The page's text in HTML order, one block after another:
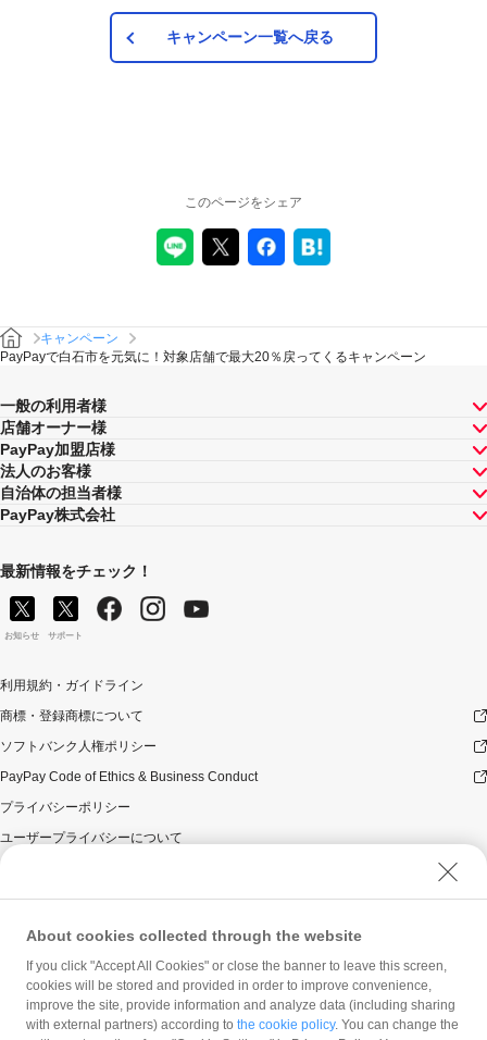
キャンペーン一覧へ戻る
このページをシェア
キャンペーン
PayPayで白石市を元気に！対象店舗で最大20％戻ってくるキャンペーン
一般の利用者様
店舗オーナー様
PayPay加盟店様
法人のお客様
自治体の担当者様
PayPay株式会社
最新情報をチェック！
お知らせ サポート
利用規約・ガイドライン
商標・登録商標について
ソフトバンク人権ポリシー
PayPay Code of Ethics & Business Conduct
プライバシーポリシー
ユーザープライバシーについて
ウェブサイト利用規約
反社会的勢力に対する方針
勧誘方針
マネロン等基本方針
カスタマーハラスメントに関する当社の考え方
About cookies collected through the website
If you click "Accept All Cookies" or close the banner to leave this screen,
cookies will be stored and provided in order to improve convenience,
improve the site, provide information and analyze data (including sharing
with external partners) according to the cookie policy. You can change the